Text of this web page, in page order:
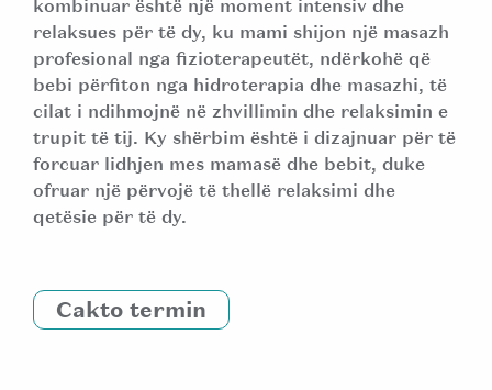
kombinuar është një moment intensiv dhe
relaksues për të dy, ku mami shijon një masazh
profesional nga fizioterapeutët, ndërkohë që
bebi përfiton nga hidroterapia dhe masazhi, të
cilat i ndihmojnë në zhvillimin dhe relaksimin e
trupit të tij. Ky shërbim është i dizajnuar për të
forcuar lidhjen mes mamasë dhe bebit, duke
ofruar një përvojë të thellë relaksimi dhe
qetësie për të dy.
Cakto termin